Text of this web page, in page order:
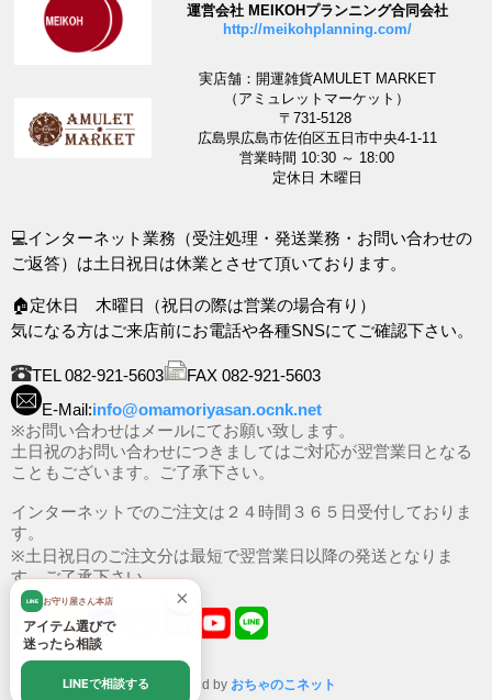
運営会社 MEIKOHプランニング合同会社
http://meikohplanning.com/
実店舗：開運雑貨AMULET MARKET
（アミュレットマーケット）
〒731-5128
広島県広島市佐伯区五日市中央4-1-11
営業時間 10:30 ～ 18:00
定休日 木曜日
💻インターネット業務（受注処理・発送業務・お問い合わせの
ご返答）は土日祝日は休業とさせて頂いております。
🏠定休日 木曜日（祝日の際は営業の場合有り）
気になる方はご来店前にお電話や各種SNSにてご確認下さい。
TEL 082-921-5603
FAX 082-921-5603
E-Mail:info@omamoriyasan.ocnk.net
※お問い合わせはメールにてお願い致します。
土日祝のお問い合わせにつきましてはご対応が翌営業日となる
こともございます。ご了承下さい。
インターネットでのご注文は２４時間３６５日受付しておりま
す。
※土日祝日のご注文分は最短で翌営業日以降の発送となりま
す。ご了承下さい。
Powered by おちゃのこネット
×
LINE お守り屋さん本店
アイテム選びで
迷ったら相談
LINEで相談する